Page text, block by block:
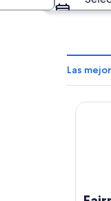
Un lago rodeado
Las